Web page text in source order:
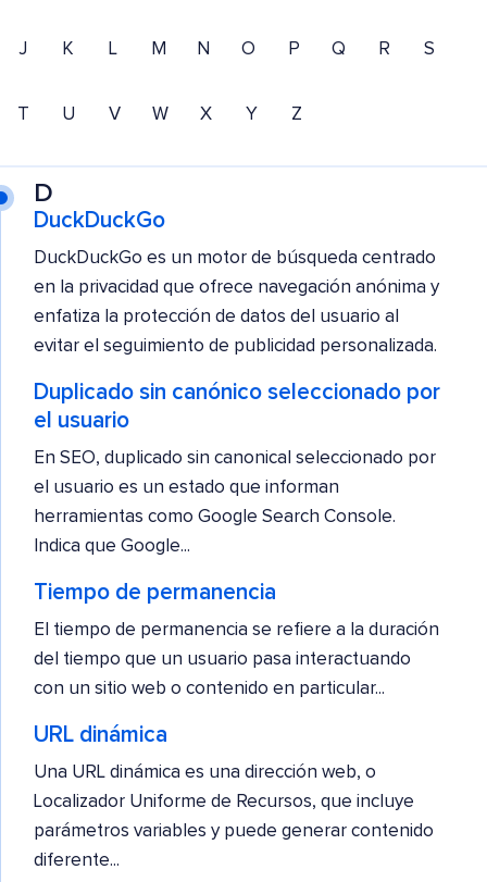
J K L M N O P Q R S
T U V W X Y Z
D
DuckDuckGo
DuckDuckGo es un motor de búsqueda centrado
en la privacidad que ofrece navegación anónima y
enfatiza la protección de datos del usuario al
evitar el seguimiento de publicidad personalizada.
Duplicado sin canónico seleccionado por
el usuario
En SEO, duplicado sin canonical seleccionado por
el usuario es un estado que informan
herramientas como Google Search Console.
Indica que Google...
Tiempo de permanencia
El tiempo de permanencia se refiere a la duración
del tiempo que un usuario pasa interactuando
con un sitio web o contenido en particular...
URL dinámica
Una URL dinámica es una dirección web, o
Localizador Uniforme de Recursos, que incluye
parámetros variables y puede generar contenido
diferente...